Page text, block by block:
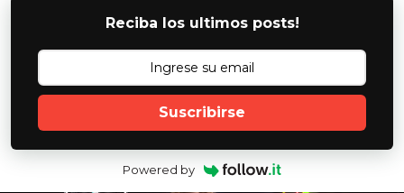
Reciba los ultimos posts!
Suscribirse
Powered by